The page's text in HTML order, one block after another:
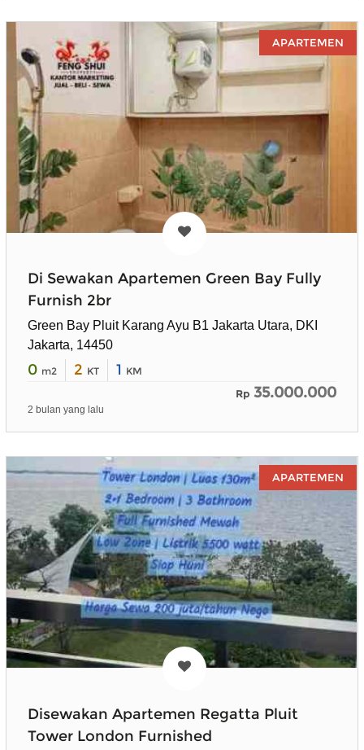
APARTEMEN
Di Sewakan Apartemen Green Bay Fully
Furnish 2br
Green Bay Pluit Karang Ayu B1 Jakarta Utara, DKI
Jakarta, 14450
0 m2 2 KT 1 KM
Rp 35.000.000
2 bulan yang lalu
APARTEMEN
Disewakan Apartemen Regatta Pluit
Tower London Furnished